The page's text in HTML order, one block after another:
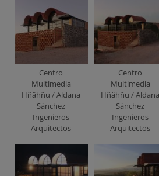
Centro
Multimedia
Hñähñu / Aldana
Sánchez
Ingenieros
Arquitectos
Centro
Multimedia
Hñähñu / Aldana
Sánchez
Ingenieros
Arquitectos